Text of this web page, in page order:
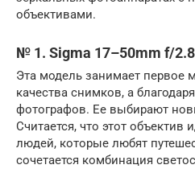
объективами.
№ 1. Sigma 17–50mm f/2.8
Эта модель занимает первое
качества снимков, а
фотографов. Ее выбирают
Считается, что этот объектив
людей, которые любят
сочетается комбинация